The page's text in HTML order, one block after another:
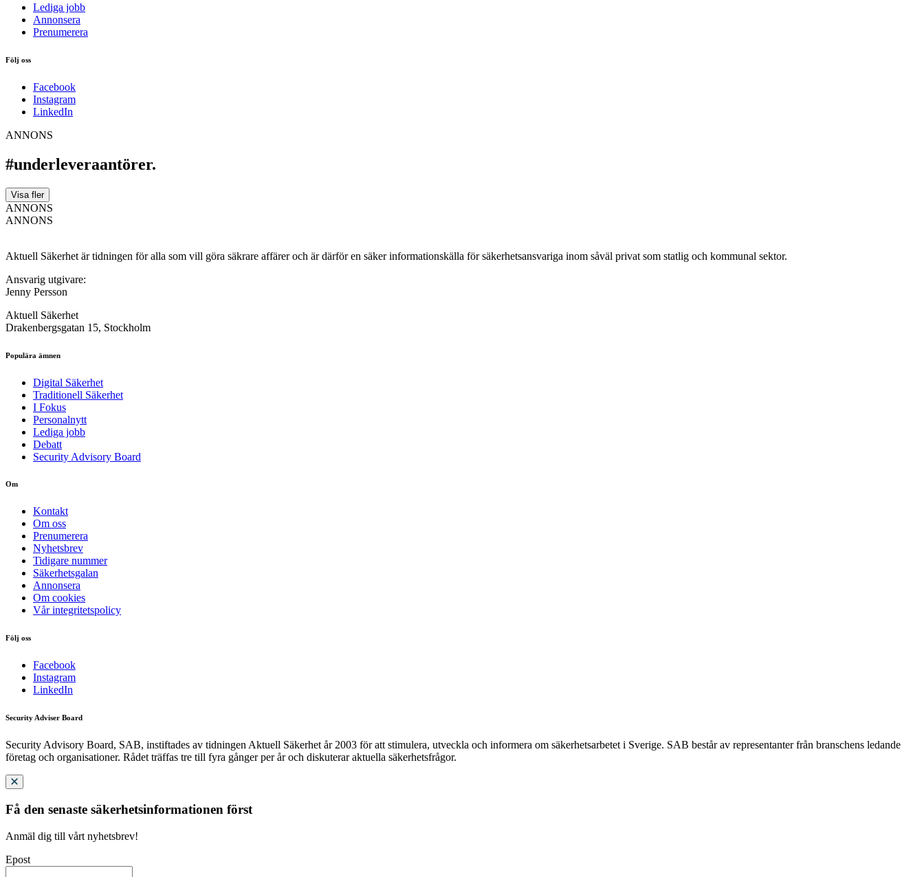
Lediga jobb
Annonsera
Prenumerera
Följ oss
Facebook
Instagram
LinkedIn
ANNONS
#underleveraantörer.
Visa fler
ANNONS
ANNONS
Aktuell Säkerhet är tidningen för alla som vill göra säkrare affärer och är därför en säker informationskälla för säkerhets­ansvariga inom såväl privat som statlig och kommunal sektor.
Ansvarig utgivare:
Jenny Persson
Aktuell Säkerhet
Drakenbergsgatan 15, Stockholm
Populära ämnen
Digital Säkerhet
Traditionell Säkerhet
I Fokus
Personalnytt
Lediga jobb
Debatt
Security Advisory Board
Om
Kontakt
Om oss
Prenumerera
Nyhetsbrev
Tidigare nummer
Säkerhetsgalan
Annonsera
Om cookies
Vår integritetspolicy
Följ oss
Facebook
Instagram
LinkedIn
Security Adviser Board
Security Advisory Board, SAB, instiftades av tidningen Aktuell Säkerhet år 2003 för att stimulera, utveckla och informera om säkerhetsarbetet i Sverige. SAB består av representanter från branschens ledande
företag och organisationer. Rådet träffas tre till fyra gånger per år och diskuterar aktuella säkerhetsfrågor.
Få den senaste säkerhetsinformationen först
Anmäl dig till vårt nyhetsbrev!
Epost